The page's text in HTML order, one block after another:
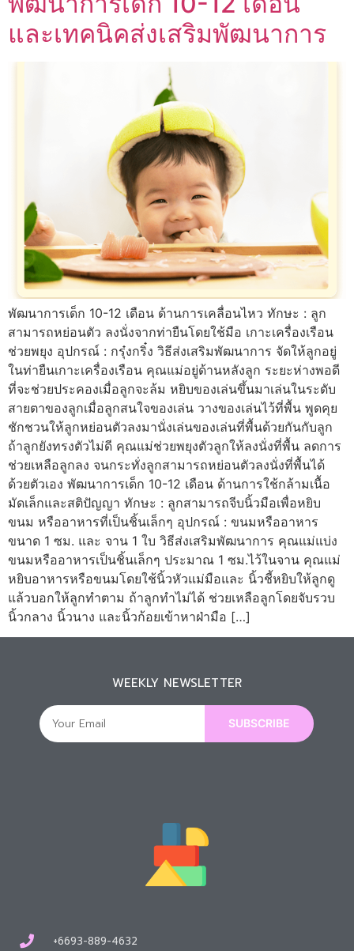
และเทคนิคส่งเสริมพัฒนาการ
พัฒนาการเด็ก 10-12 เดือน ด้านการเคลื่อนไหว ทักษะ : ลูก
สามารถหย่อนตัว ลงนั่งจากท่ายืนโดยใช้มือ เกาะเครื่องเรือน
ช่วยพยุง อุปกรณ์ : กรุ๋งกริ๋ง วิธีส่งเสริมพัฒนาการ จัดให้ลูกอยู่
ในท่ายืนเกาะเครื่องเรือน คุณแม่อยู่ด้านหลังลูก ระยะห่างพอดี
ที่จะช่วยประคองเมื่อลูกจะล้ม หยิบของเล่นขึ้นมาเล่นในระดับ
สายตาของลูกเมื่อลูกสนใจของเล่น วางของเล่นไว้ที่พื้น พูดคุย
ชักชวนให้ลูกหย่อนตัวลงมานั่งเล่นของเล่นที่พื้นด้วยกันกับลูก
ถ้าลูกยังทรงตัวไม่ดี คุณแม่ช่วยพยุงตัวลูกให้ลงนั่งที่พื้น ลดการ
ช่วยเหลือลูกลง จนกระทั่งลูกสามารถหย่อนตัวลงนั่งที่พื้นได้
ด้วยตัวเอง พัฒนาการเด็ก 10-12 เดือน ด้านการใช้กล้ามเนื้อ
มัดเล็กและสติปัญญา ทักษะ : ลูกสามารถจีบนิ้วมือเพื่อหยิบ
ขนม หรืออาหารที่เป็นชิ้นเล็กๆ อุปกรณ์ : ขนมหรืออาหาร
ขนาด 1 ซม. และ จาน 1 ใบ วิธีส่งเสริมพัฒนาการ คุณแม่แบ่ง
ขนมหรืออาหารเป็นชิ้นเล็กๆ ประมาณ 1 ซม.ไว้ในจาน คุณแม่
หยิบอาหารหรือขนมโดยใช้นิ้วหัวแม่มือและ นิ้วชี้หยิบให้ลูกดู
แล้วบอกให้ลูกทําตาม ถ้าลูกทําไม่ได้ ช่วยเหลือลูกโดยจับรวบ
นิ้วกลาง นิ้วนาง และนิ้วก้อยเข้าหาฝ่ามือ […]
WEEKLY NEWSLETTER
SUBSCRIBE
+6693-889-4632